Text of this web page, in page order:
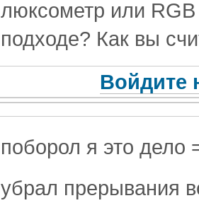
люксометр или
подходе? Как вы
Войдите
поборол я это дело
убрал прерывания